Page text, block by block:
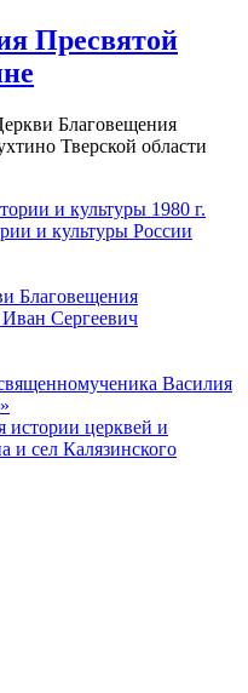
Пресвятой
Благовещения
Тверской области
и культуры 1980 г.
и культуры России
Благовещения
Сергеевич
Василия
истории церквей и
и сел Калязинского